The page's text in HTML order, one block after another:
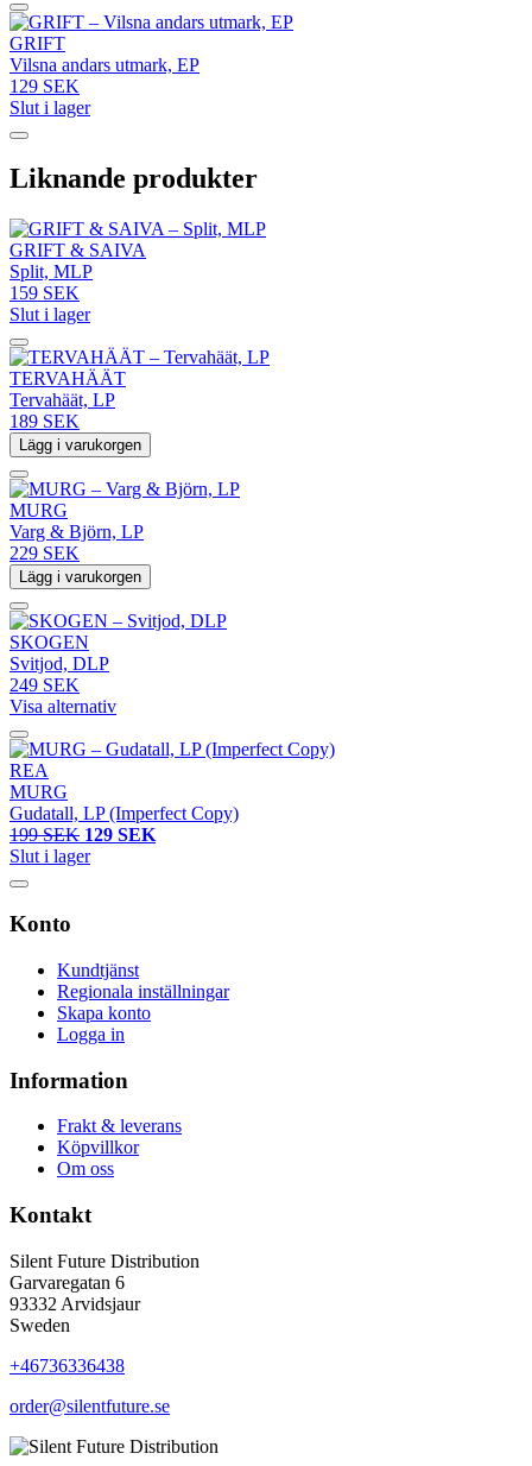
GRIFT
Vilsna andars utmark, EP
129 SEK
Slut i lager
Liknande produkter
GRIFT & SAIVA
Split, MLP
159 SEK
Slut i lager
TERVAHÄÄT
Tervahäät, LP
189 SEK
Lägg i varukorgen
MURG
Varg & Björn, LP
229 SEK
Lägg i varukorgen
SKOGEN
Svitjod, DLP
249 SEK
Visa alternativ
REA
MURG
Gudatall, LP (Imperfect Copy)
199 SEK 129 SEK
Slut i lager
Konto
Kundtjänst
Regionala inställningar
Skapa konto
Logga in
Information
Frakt & leverans
Köpvillkor
Om oss
Kontakt
Silent Future Distribution
Garvaregatan 6
93332 Arvidsjaur
Sweden
+46736336438
order@silentfuture.se